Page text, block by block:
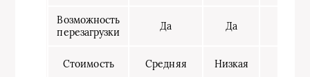
Возможность
перезагрузки
Да Да
Стоимость Средняя Низкая